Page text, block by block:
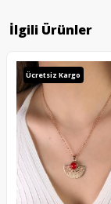
İlgili Ürünler
Ücretsiz Kargo